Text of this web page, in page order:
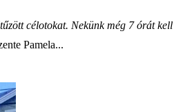
célotokat. Nekünk még 7 órát
Pamela...